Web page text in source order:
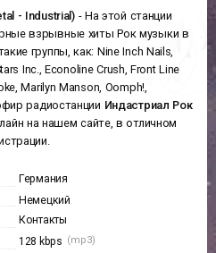
- Industrial)- На этой станции
взрывные хиты Рок музыки в
группы, как: Nine Inch Nails,
Inc., Econoline Crush, Front Line
Marilyn Manson, Oomph!,
радиостанции Индастриал Рок
на нашем сайте, в отличном
Германия
Немецкий
Контакты
128 kbps (mp3)